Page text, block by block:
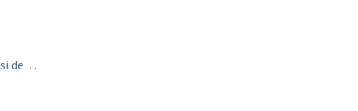
de…